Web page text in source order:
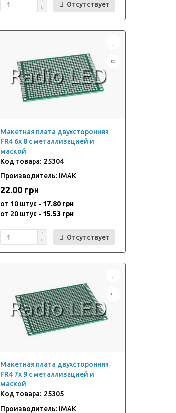
Отсутствует
Макетная плата двухсторонняя
FR4 6x 8 с металлизацией и
маской
25304
Производитель: IMAK
22.00 грн
от 10 штук - 17.80 грн
от 20 штук - 15.53 грн
Отсутствует
Макетная плата двухсторонняя
FR4 7x 9 с металлизацией и
маской
25305
Производитель: IMAK